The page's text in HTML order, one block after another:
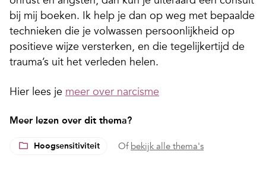
bij mij boeken. Ik help je dan op weg met bepaalde
technieken die je volwassen persoonlijkheid op
positieve wijze versterken, en die tegelijkertijd de
trauma’s uit het verleden helen.
Hier lees je meer over narcisme
Meer lezen over dit thema?
Hoogsensitiviteit Of bekijk alle thema's